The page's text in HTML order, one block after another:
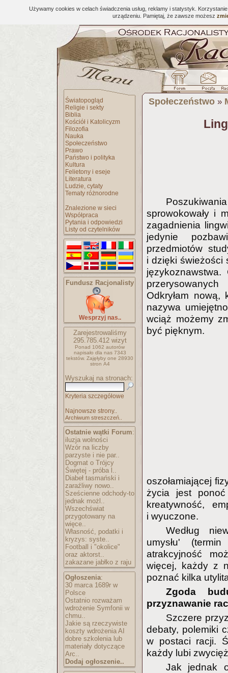
Używamy cookies w celach świadczenia usług, reklamy i statystyk.
urządzeniu. Pamiętaj, że zawsze możesz
Światopogląd
Religie i sekty
Biblia
Kościół i Katolicyzm
Filozofia
Nauka
Społeczeństwo
Prawo
Państwo i polityka
Kultura
Felietony i eseje
Literatura
Ludzie, cytaty
Tematy różnorodne
Znalezione w sieci
Współpraca
Pytania i odpowiedzi
Listy od czytelników
Fundusz Racjonalisty
Wesprzyj nas..
Zarejestrowaliśmy
295.785.412wizyt
Ponad 1062 autorów
napisało dla nas 7343
tekstów. Zajęłyby one 28930
stron A4
Wyszukaj na stronach:
Kryteria szczegółowe
Najnowsze strony..
Archiwum streszczeń..
Ostatnie wątki Forum:
iluzja wolności
Wzór na liczby
parzyste i nie par..
Dogmat o Trójcy
Świętej - próba l..
Diabeł tasmański i
zaraźliwy nowo..
Sześcienne odchody-to
jednak możl..
Wszechświat
przygotowany na
więce..
Własność, podatki i
kryzys: syste..
Football i "okolice"
oraz aktorst..
zakazane jabłko z raju
Ogłoszenia:
30 marca 1689r w
Polsce
Ostatnio rozważam
wdrożenie Symfonii w
chmu..
Jakie są rzeczywiste
koszty wdrożenia AI
dobre szkolenia lub
materiały dotyczące
Arc..
Dodaj ogłoszenie..
Społeczeństwo »
sprowokowały i
zagadnienia
jedynie
przedmiotów
i dzięki świeżości
językoznawstwa.
Odkryłam
nazywa
wciąż możemy
być pięknym.
oszołamiającej
życia jest
kreatywność,
i wyuczone.
Według
umysłu'
atrakcyjność
więcej, każdy z
poznać kilka
Zgoda
przyznawanie
Szczere
debaty, polemiki
w postaci racji.
każdy lubi
Jak jednak